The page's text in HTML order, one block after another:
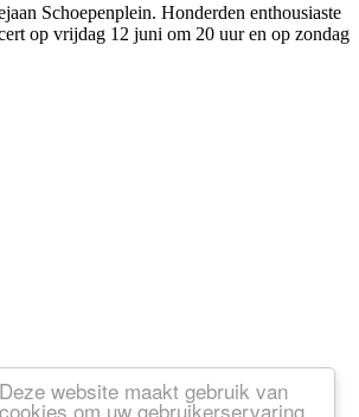
Deze website maakt gebruik van
cookies om uw gebruikerservaring
Schoepenplein. Honderden enthousiaste
op vrijdag 12 juni om 20 uur en op zondag